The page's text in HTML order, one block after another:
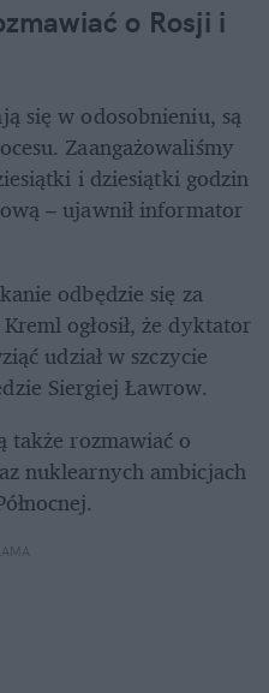
o Rosji i
się w odosobnieniu, są
Zaangażowaliśmy
i dziesiątki godzin
– ujawnił informator
odbędzie się za
ogłosił, że dyktator
udział w szczycie
Siergiej Ławrow.
także rozmawiać o
nuklearnych ambicjach